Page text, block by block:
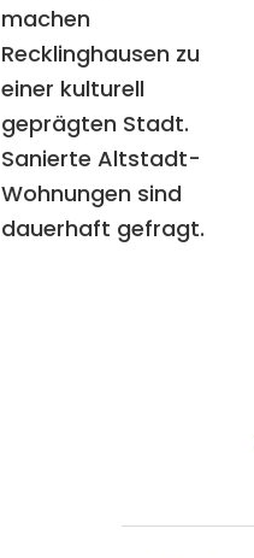
machen
Recklinghausen zu
einer kulturell
geprägten Stadt.
Sanierte Altstadt-
Wohnungen sind
dauerhaft gefragt.